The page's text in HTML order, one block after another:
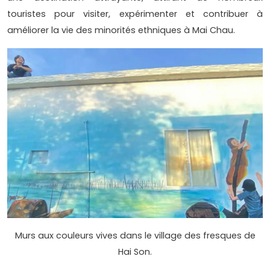
touristes pour visiter, expérimenter et contribuer à
améliorer la vie des minorités ethniques à Mai Chau.
Murs aux couleurs vives dans le village des fresques de
Hai Son.